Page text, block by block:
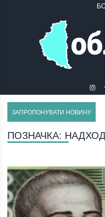
ЗАПРОПОНУВАТИ НОВИНУ
ПОЗНАЧКА: